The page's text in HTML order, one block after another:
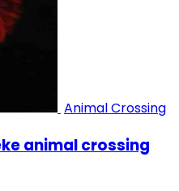
Animal Crossing
animal crossing